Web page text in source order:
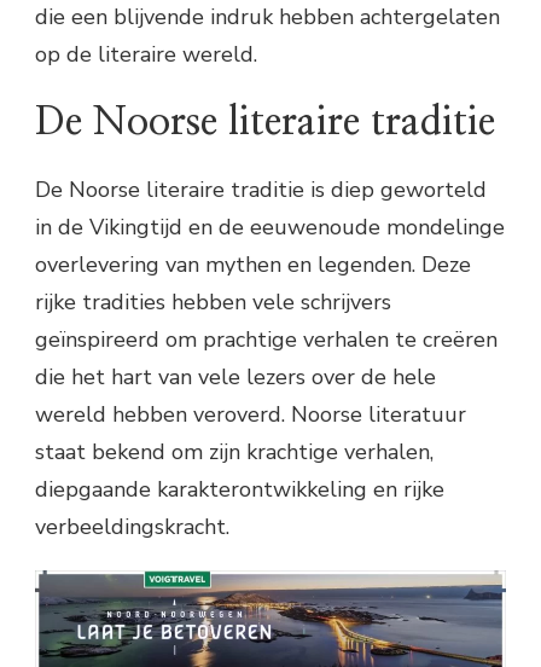
die een blijvende indruk hebben achtergelaten
op de literaire wereld.
De Noorse literaire traditie
De Noorse literaire traditie is diep geworteld
in de Vikingtijd en de eeuwenoude mondelinge
overlevering van mythen en legenden. Deze
rijke tradities hebben vele schrijvers
geïnspireerd om prachtige verhalen te creëren
die het hart van vele lezers over de hele
wereld hebben veroverd. Noorse literatuur
staat bekend om zijn krachtige verhalen,
diepgaande karakterontwikkeling en rijke
verbeeldingskracht.